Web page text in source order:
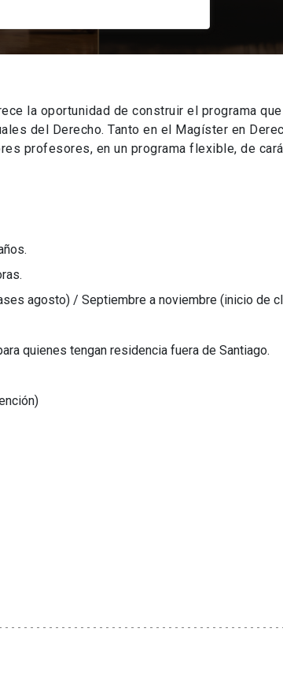
la oportunidad de construir el programa
del Derecho. Tanto en el Magíster en
profesores, en un programa flexible, de
agosto) / Septiembre a noviembre (inicio de
quienes tengan residencia fuera de Santiago.